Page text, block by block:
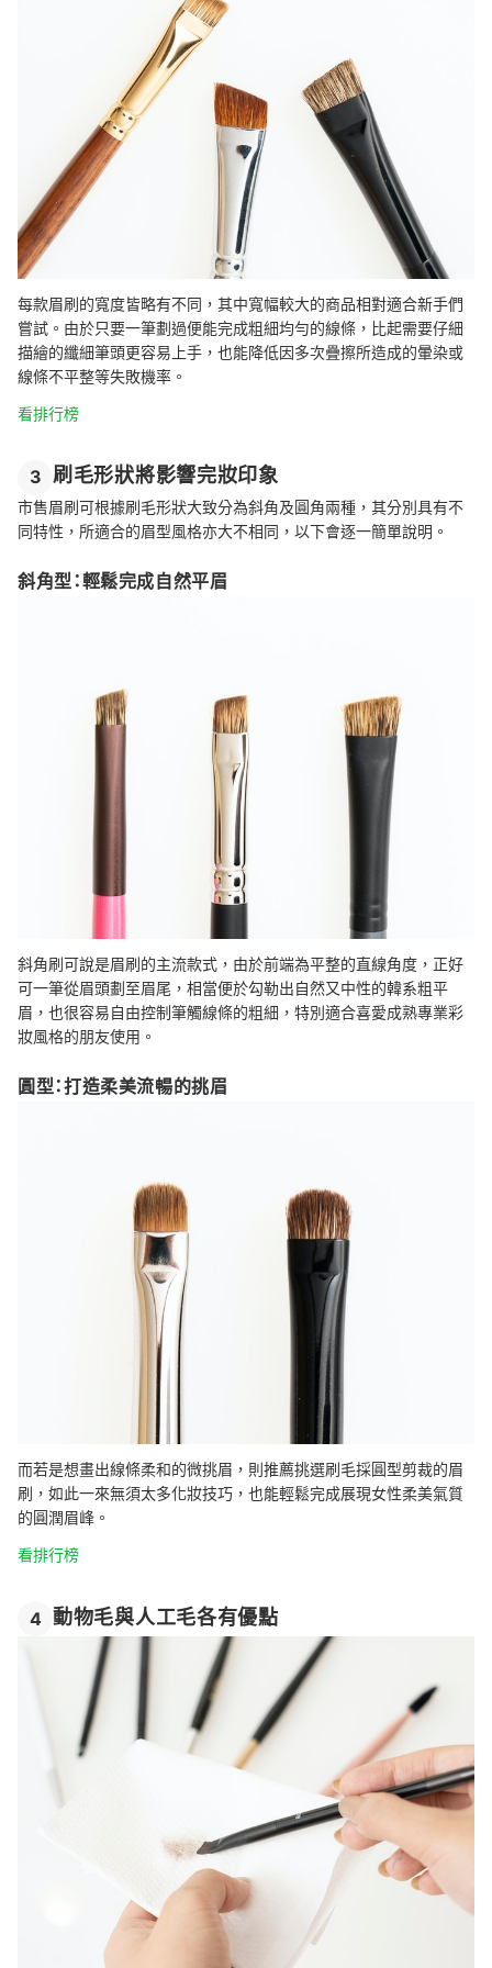
每款眉刷的寬度皆略有不同，其中寬幅較大的商品相對適合新手們
嘗試。由於只要一筆劃過便能完成粗細均勻的線條，比起需要仔細
描繪的纖細筆頭更容易上手，也能降低因多次疊擦所造成的暈染或
線條不平整等失敗機率。
看排行榜
3 刷毛形狀將影響完妝印象
市售眉刷可根據刷毛形狀大致分為斜角及圓角兩種，其分別具有不
同特性，所適合的眉型風格亦大不相同，以下會逐一簡單說明。
斜角型：輕鬆完成自然平眉
斜角刷可說是眉刷的主流款式，由於前端為平整的直線角度，正好
可一筆從眉頭劃至眉尾，相當便於勾勒出自然又中性的韓系粗平
眉，也很容易自由控制筆觸線條的粗細，特別適合喜愛成熟專業彩
妝風格的朋友使用。
圓型：打造柔美流暢的挑眉
而若是想畫出線條柔和的微挑眉，則推薦挑選刷毛採圓型剪裁的眉
刷，如此一來無須太多化妝技巧，也能輕鬆完成展現女性柔美氣質
的圓潤眉峰。
看排行榜
4 動物毛與人工毛各有優點